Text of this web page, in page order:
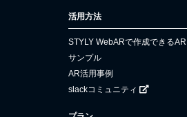
活用方法
STYLY WebARで作成できるAR
サンプル
AR活用事例
slackコミュニティ